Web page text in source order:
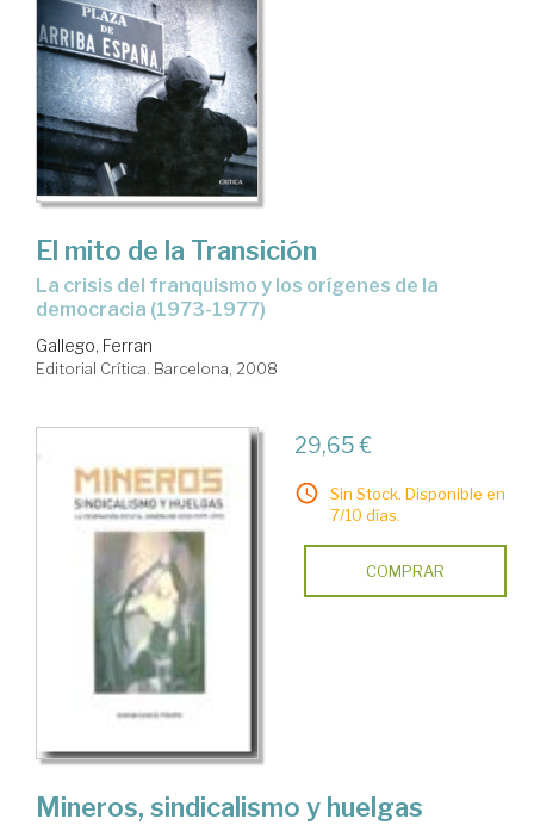
El mito de la Transición
la crisis del franquismo y los orígenes de la
democracia (1973-1977)
Gallego, Ferran
Editorial Crítica. Barcelona, 2008
29,65 €
Sin Stock. Disponible en
7/10 días.
COMPRAR
Mineros, sindicalismo y huelgas